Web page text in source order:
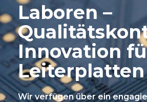
Laboren –
Innovation
Leiterplatten
Wir verfügen über ein